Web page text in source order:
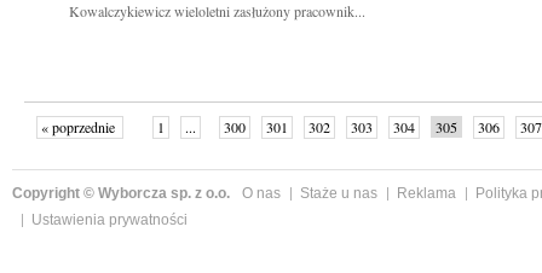
Kowalczykiewicz wieloletni zasłużony pracownik...
« poprzednie 1 ... 300 301 302 303 304 305 306
307
Copyright © Wyborcza sp. z o.o. O nas Staże u nas Reklama
Polityka
Ustawienia prywatności